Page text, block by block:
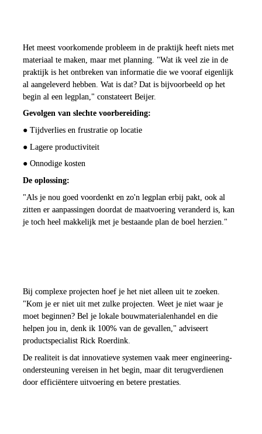
Het meest voorkomende probleem in de praktijk heeft niets met
materiaal te maken, maar met planning. "Wat ik veel zie in de
praktijk is het ontbreken van informatie die we vooraf eigenlijk
al aangeleverd hebben. Wat is dat? Dat is bijvoorbeeld op het
begin al een legplan," constateert Beijer.
Gevolgen van slechte voorbereiding:
● Tijdverlies en frustratie op locatie
● Lagere productiviteit
● Onnodige kosten
De oplossing:
"Als je nou goed voordenkt en zo'n legplan erbij pakt, ook al
zitten er aanpassingen doordat de maatvoering veranderd is, kan
je toch heel makkelijk met je bestaande plan de boel herzien."
Bij complexe projecten hoef je het niet alleen uit te zoeken.
"Kom je er niet uit met zulke projecten. Weet je niet waar je
moet beginnen? Bel je lokale bouwmaterialenhandel en die
helpen jou in, denk ik 100% van de gevallen," adviseert
productspecialist Rick Roerdink.
De realiteit is dat innovatieve systemen vaak meer engineering-
ondersteuning vereisen in het begin, maar dit terugverdienen
door efficiëntere uitvoering en betere prestaties.